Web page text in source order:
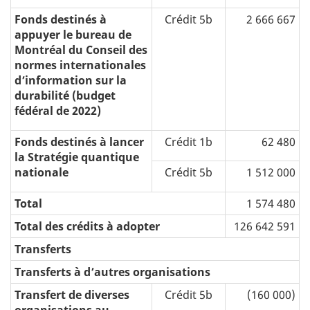
Fonds destinés à
appuyer le bureau de
Montréal du Conseil des
normes internationales
d’information sur la
durabilité (budget
fédéral de 2022)
Crédit 5b 2 666 667
Fonds destinés à lancer
la Stratégie quantique
nationale
Crédit 1b
62 480
Crédit 5b
1 512 000
Total
1 574 480
Total des crédits à adopter
126 642 591
Transferts
Transferts à d’autres organisations
Transfert de diverses
Crédit 5b (160 000)